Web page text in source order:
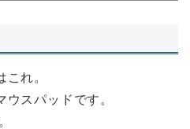
れ。
スパッドです。